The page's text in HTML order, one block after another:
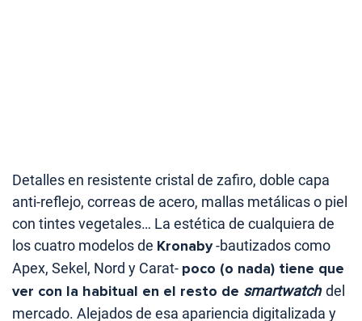
Detalles en resistente cristal de zafiro, doble capa
anti-reflejo, correas de acero, mallas metálicas o piel
con tintes vegetales… La estética de cualquiera de
los cuatro modelos de Kronaby-bautizados como
Apex, Sekel, Nord y Carat- poco (o nada) tiene que
ver con la habitual en el resto de smartwatchdel
mercado. Alejados de esa apariencia digitalizada y